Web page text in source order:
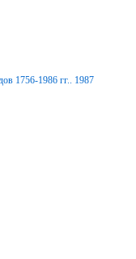
1756-1986 гг.. 1987